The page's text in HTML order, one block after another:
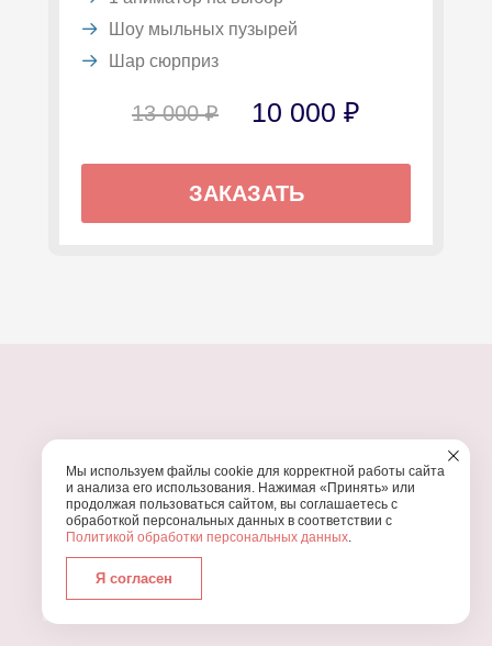
Шоу мыльных пузырей
Шар сюрприз
13 000 ₽ 10 000 ₽
ЗАКАЗАТЬ
УЗНАЙТЕ, ПОЧЕМУ ПРОВЕДЕНИЕВАШЕГО
ПРАЗДНИКА СТОИТ ДОВЕРИТЬ НАМ
Работаем с 2016 года
Мы используем файлы cookie для корректной работы сайта
и анализа его использования. Нажимая «Принять» или
продолжая пользоваться сайтом, вы соглашаетесь с
обработкой персональных данных в соответствии с
Политикой обработки персональных данных.
Я согласен